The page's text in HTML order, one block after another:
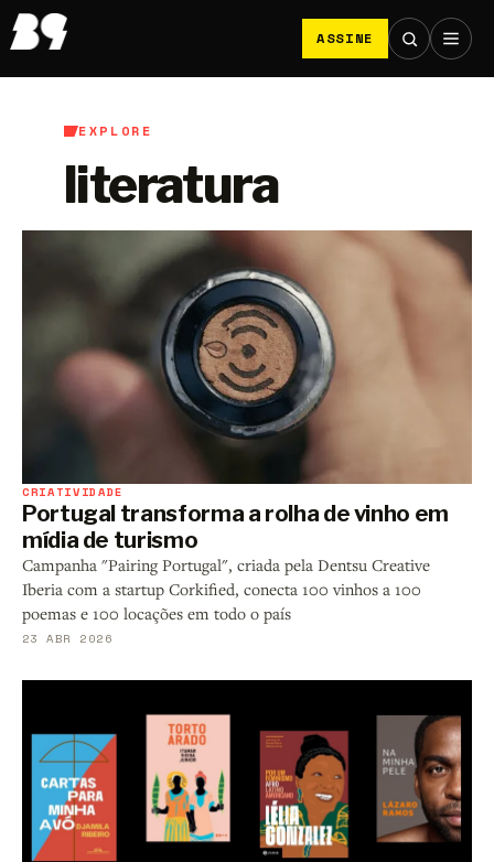
ASSINE
EXPLORE
literatura
CRIATIVIDADE
Portugal transforma a rolha de vinho em
mídia de turismo
Campanha "Pairing Portugal", criada pela Dentsu Creative
Iberia com a startup Corkified, conecta 100 vinhos a 100
poemas e 100 locações em todo o país
23 ABR 2026